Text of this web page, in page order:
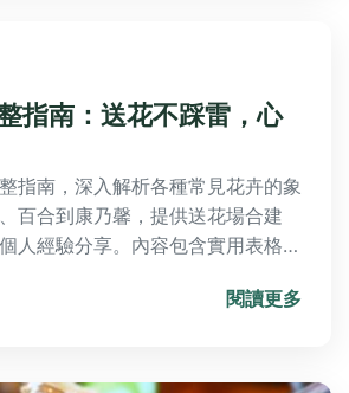
指南：送花不踩雷，心
指南，深入解析各種常見花卉的象
百合到康乃馨，提供送花場合建
人經驗分享。內容包含實用表格、
所有對花語感興趣的讀者，解決送
閱讀更多